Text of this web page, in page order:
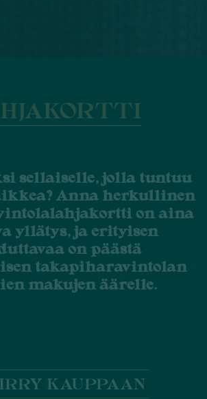
sellaiselle, jolla tuntuu
Anna herkullinen
on aina
yllätys, ja erityisen
on päästä
takapiharavintolan
makujen äärelle.
KAUPPAAN